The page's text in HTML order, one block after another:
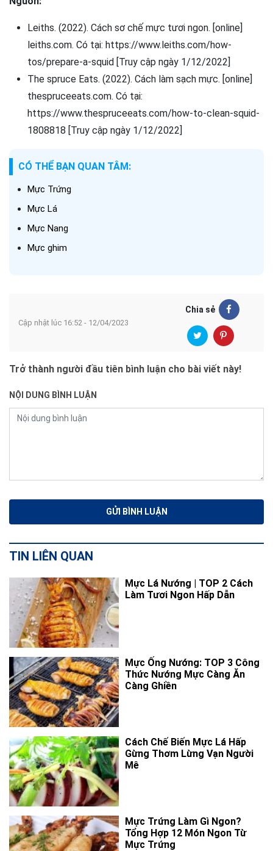
Leiths. (2022). Cách sơ chế mực tươi ngon. [online]
leiths.com. Có tại: https://www.leiths.com/how-
tos/prepare-a-squid [Truy cập ngày 1/12/2022]
The spruce Eats. (2022). Cách làm sạch mực. [online]
thespruceeats.com. Có tại:
https://www.thespruceeats.com/how-to-clean-squid-
1808818 [Truy cập ngày 1/12/2022]
CÓ THỂ BẠN QUAN TÂM:
Mực Trứng
Mực Lá
Mực Nang
Mực ghim
Cập nhật lúc 16:52 - 12/04/2023
Chia sẻ
Trở thành người đầu tiên bình luận cho bài viết này!
NỘI DUNG BÌNH LUẬN
TIN LIÊN QUAN
Mực Lá Nướng | TOP 2 Cách
Làm Tươi Ngon Hấp Dẫn
Mực Ống Nướng: TOP 3 Công
Thức Nướng Mực Càng Ăn
Càng Ghiền
Cách Chế Biến Mực Lá Hấp
Gừng Thơm Lừng Vạn Người
Mê
Mực Trứng Làm Gì Ngon?
Tổng Hợp 12 Món Ngon Từ
Mực Trứng